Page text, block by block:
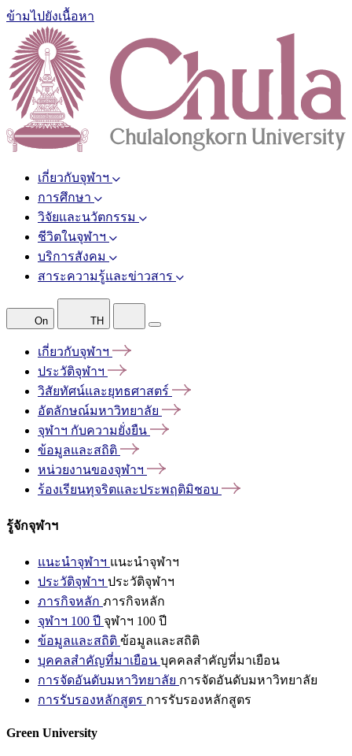
ข้ามไปยังเนื้อหา
เกี่ยวกับจุฬาฯ
การศึกษา
วิจัยและนวัตกรรม
ชีวิตในจุฬาฯ
บริการสังคม
สาระความรู้และข่าวสาร
On TH
เกี่ยวกับจุฬาฯ
ประวัติจุฬาฯ
วิสัยทัศน์และยุทธศาสตร์
อัตลักษณ์มหาวิทยาลัย
จุฬาฯ กับความยั่งยืน
ข้อมูลและสถิติ
หน่วยงานของจุฬาฯ
ร้องเรียนทุจริตและประพฤติมิชอบ
รู้จักจุฬาฯ
แนะนำจุฬาฯ แนะนำจุฬาฯ
ประวัติจุฬาฯ ประวัติจุฬาฯ
ภารกิจหลัก ภารกิจหลัก
จุฬาฯ 100 ปี จุฬาฯ 100 ปี
ข้อมูลและสถิติ ข้อมูลและสถิติ
บุคคลสำคัญที่มาเยือน บุคคลสำคัญที่มาเยือน
การจัดอันดับมหาวิทยาลัย การจัดอันดับมหาวิทยาลัย
การรับรองหลักสูตร การรับรองหลักสูตร
Green University